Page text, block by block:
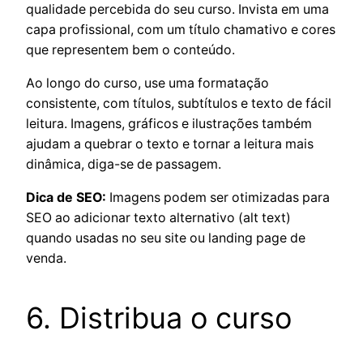
qualidade percebida do seu curso. Invista em uma
capa profissional, com um título chamativo e cores
que representem bem o conteúdo.
Ao longo do curso, use uma formatação
consistente, com títulos, subtítulos e texto de fácil
leitura. Imagens, gráficos e ilustrações também
ajudam a quebrar o texto e tornar a leitura mais
dinâmica, diga-se de passagem.
Dica de SEO: Imagens podem ser otimizadas para
SEO ao adicionar texto alternativo (alt text)
quando usadas no seu site ou landing page de
venda.
6. Distribua o curso